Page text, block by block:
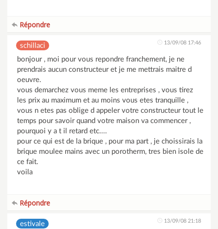
Répondre
schillaci 13/09/08 17:46
bonjour , moi pour vous repondre franchement, je ne
prendrais aucun constructeur et je me mettrais maitre d
oeuvre.
vous demarchez vous meme les entreprises , vous tirez
les prix au maximum et au moins vous etes tranquille ,
vous n etes pas oblige d appeler votre constructeur tout le
temps pour savoir quand votre maison va commencer ,
pourquoi y a t il retard etc....
pour ce qui est de la brique , pour ma part , je choissirais la
brique moulee mains avec un porotherm, tres bien isole de
ce fait.
voila
Répondre
estivale 13/09/08 21:18